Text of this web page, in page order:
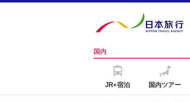
国内
JR+宿泊 国内ツアー